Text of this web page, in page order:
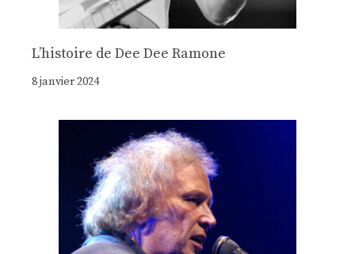
Lʼhistoire de Dee Dee Ramone
8 janvier 2024